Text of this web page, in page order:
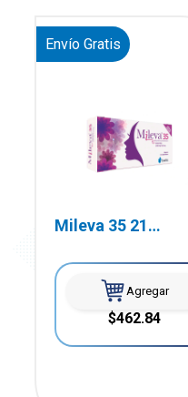
Envío Gratis
Mileva 35 21
Agregar
$462.84